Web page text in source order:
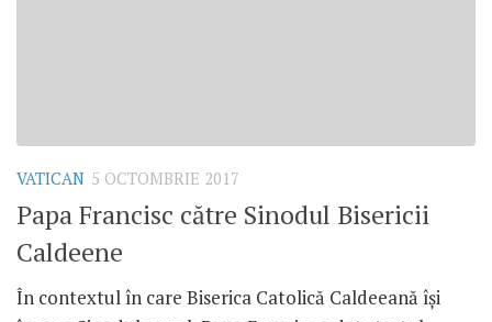
VATICAN 5 OCTOMBRIE 2017
Papa Francisc către Sinodul Bisericii
Caldeene
În contextul în care Biserica Catolică Caldeeană își